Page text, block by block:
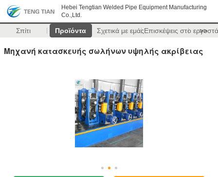
Hebei Tengtian Welded Pipe Equipment Manufacturing
Co.,Ltd.
Σπίτι Προϊόντα Σχετικά με εμάςΕπισκέψεις στο >>
Μηχανή κατασκευής σωλήνων υψηλής ακρίβειας